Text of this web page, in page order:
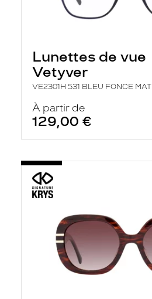
Lunettes de vue
Vetyver
VE2301H 531 BLEU FONCE MAT
À partir de
129,00 €